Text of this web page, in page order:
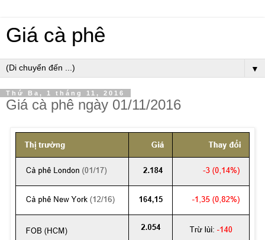
Giá cà phê
▼
Thứ Ba, 1 tháng 11, 2016
Giá cà phê ngày 01/11/2016